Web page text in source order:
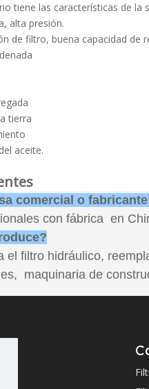
tiene las características de la
alta presión.
de filtro, buena capacidad de
tierra
aceite.
comercial o
con fábrica en
filtro hidráulico,
maquinaria de
con nuestro
nuestros productos
la cita de los